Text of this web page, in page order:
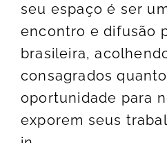
seu espaço é ser
encontro e difusão
brasileira,
consagrados
oportunidade para
exporem seus